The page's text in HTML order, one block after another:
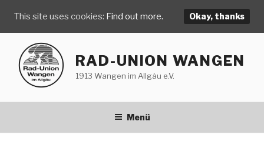
Inhalt
springen
RAD-UNION WANGEN
1913 Wangen im Allgäu e.V.
Menü
This site uses cookies: Find out more. Okay, thanks